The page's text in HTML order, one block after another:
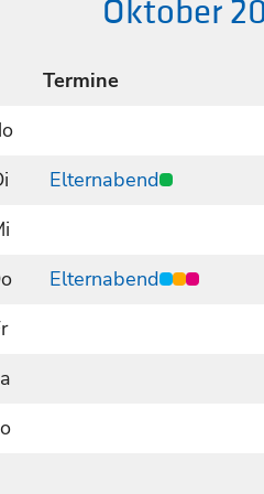
Oktober
Termine
Elternabend
Elternabend